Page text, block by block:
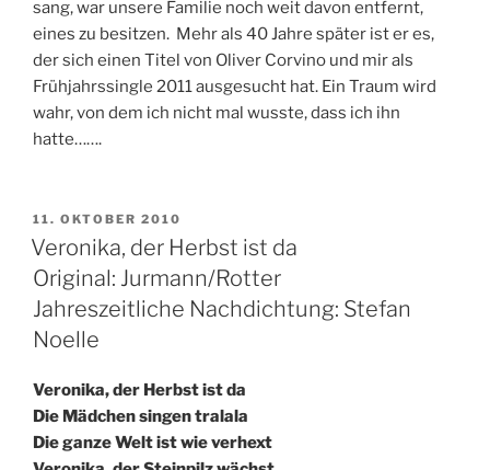
sang, war unsere Familie noch weit davon entfernt,
eines zu besitzen. Mehr als 40 Jahre später ist er es,
der sich einen Titel von Oliver Corvino und mir als
Frühjahrssingle 2011 ausgesucht hat. Ein Traum wird
wahr, von dem ich nicht mal wusste, dass ich ihn
hatte…….
VERÖFFENTLICHT
AM
11. OKTOBER 2010
Veronika, der Herbst ist da
Original: Jurmann/Rotter
Jahreszeitliche Nachdichtung: Stefan
Noelle
Veronika, der Herbst ist da
Die Mädchen singen tralala
Die ganze Welt ist wie verhext